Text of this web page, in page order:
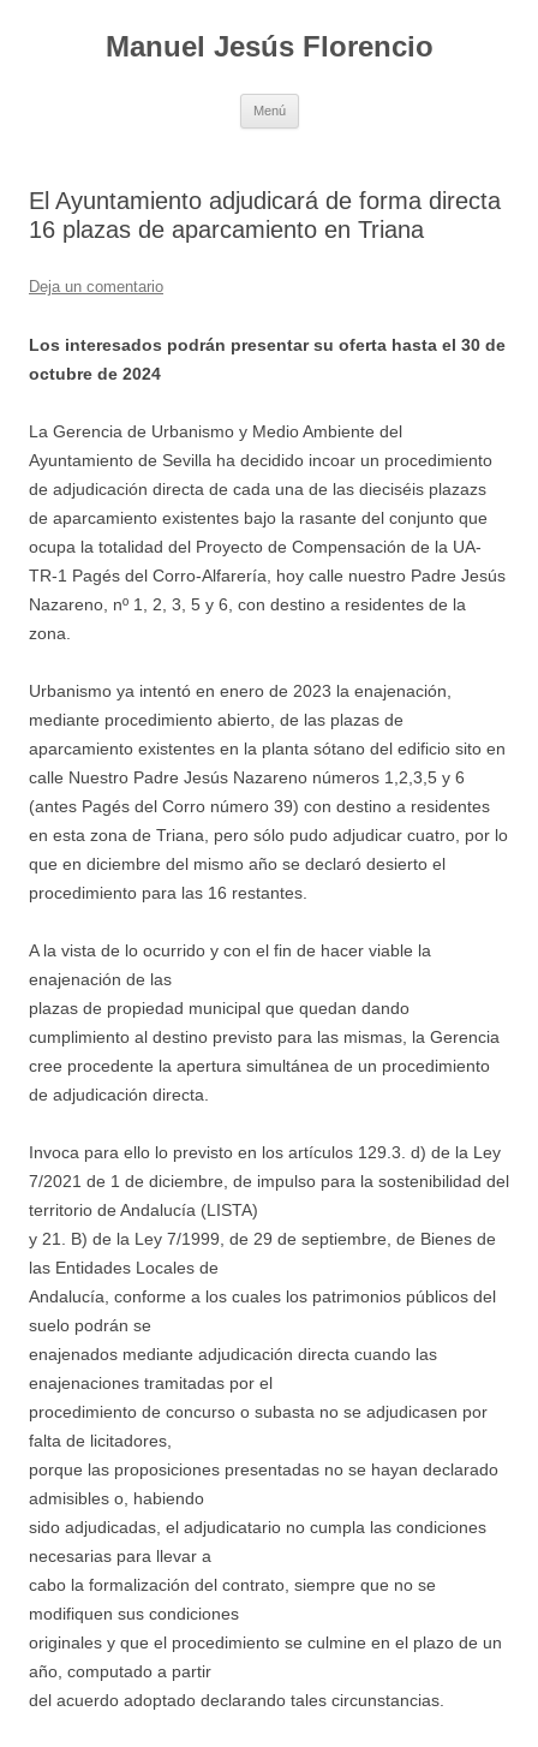
Manuel Jesús Florencio
Menú
El Ayuntamiento adjudicará de forma directa
16 plazas de aparcamiento en Triana
Deja un comentario
Los interesados podrán presentar su oferta hasta el 30 de
octubre de 2024
La Gerencia de Urbanismo y Medio Ambiente del
Ayuntamiento de Sevilla ha decidido incoar un procedimiento
de adjudicación directa de cada una de las dieciséis plazazs
de aparcamiento existentes bajo la rasante del conjunto que
ocupa la totalidad del Proyecto de Compensación de la UA-
TR-1 Pagés del Corro-Alfarería, hoy calle nuestro Padre Jesús
Nazareno, nº 1, 2, 3, 5 y 6, con destino a residentes de la
zona.
Urbanismo ya intentó en enero de 2023 la enajenación,
mediante procedimiento abierto, de las plazas de
aparcamiento existentes en la planta sótano del edificio sito en
calle Nuestro Padre Jesús Nazareno números 1,2,3,5 y 6
(antes Pagés del Corro número 39) con destino a residentes
en esta zona de Triana, pero sólo pudo adjudicar cuatro, por lo
que en diciembre del mismo año se declaró desierto el
procedimiento para las 16 restantes.
A la vista de lo ocurrido y con el fin de hacer viable la
enajenación de las
plazas de propiedad municipal que quedan dando
cumplimiento al destino previsto para las mismas, la Gerencia
cree procedente la apertura simultánea de un procedimiento
de adjudicación directa.
Invoca para ello lo previsto en los artículos 129.3. d) de la Ley
7/2021 de 1 de diciembre, de impulso para la sostenibilidad del
territorio de Andalucía (LISTA)
y 21. B) de la Ley 7/1999, de 29 de septiembre, de Bienes de
las Entidades Locales de
Andalucía, conforme a los cuales los patrimonios públicos del
suelo podrán se
enajenados mediante adjudicación directa cuando las
enajenaciones tramitadas por el
procedimiento de concurso o subasta no se adjudicasen por
falta de licitadores,
porque las proposiciones presentadas no se hayan declarado
admisibles o, habiendo
sido adjudicadas, el adjudicatario no cumpla las condiciones
necesarias para llevar a
cabo la formalización del contrato, siempre que no se
modifiquen sus condiciones
originales y que el procedimiento se culmine en el plazo de un
año, computado a partir
del acuerdo adoptado declarando tales circunstancias.